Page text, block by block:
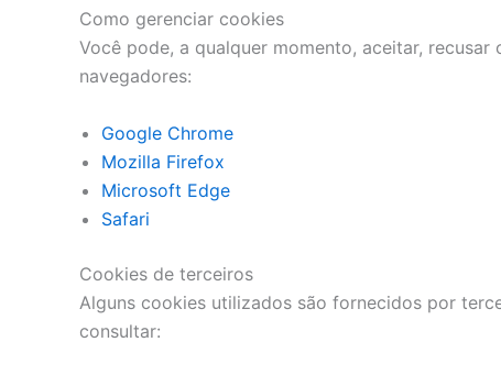
Como gerenciar cookies
Você pode, a qualquer momento, aceitar,
navegadores:
Google Chrome
Mozilla Firefox
Microsoft Edge
Safari
Cookies de terceiros
Alguns cookies utilizados são fornecidos por
consultar: